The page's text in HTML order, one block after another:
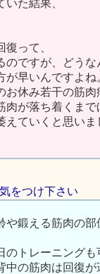
た結果、
って、
のですが、どうな
が早いんですよね
お休み若干の筋
肉が落ち着くま
えていくと思いま
をつけ下さい
や鍛える筋肉の
トレーニング
中の筋肉は回復